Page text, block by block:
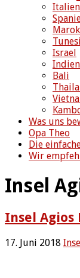
Italien
Israel
Indien
Bali
Was uns
Opa Theo
Die
Wir
Insel
Insel
17. Juni 2018